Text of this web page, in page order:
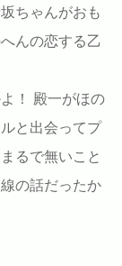
ちゃんがおも
んの恋する乙
！ 殿一がほの
と出会ってプ
るで無いこと
の話だったか